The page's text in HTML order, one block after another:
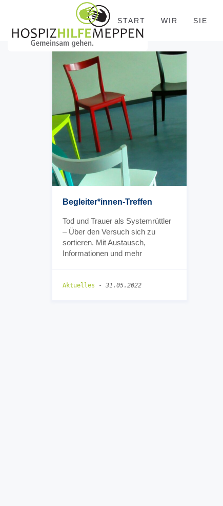
START WIR SIE
Begleiter*innen-Treffen
Tod und Trauer als Systemrüttler
– Über den Versuch sich zu
sortieren. Mit Austausch,
Informationen und mehr
Aktuelles - 31.05.2022